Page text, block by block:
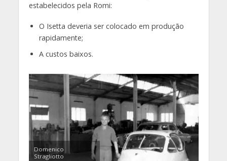
estabelecidos pela Romi:
O Isetta deveria ser colocado em produção
rapidamente;
A custos baixos.
Domenico
Stragliotto